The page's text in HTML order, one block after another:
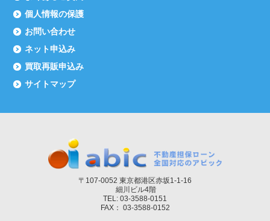
個人情報の保護
お問い合わせ
ネット申込み
買取再販申込み
サイトマップ
〒107-0052 東京都港区赤坂1-1-16
細川ビル4階
TEL: 03-3588-0151
FAX： 03-3588-0152